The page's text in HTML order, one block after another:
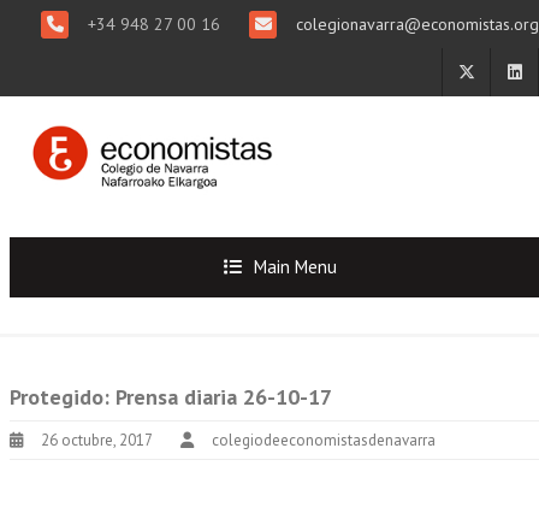
+34 948 27 00 16 colegionavarra@economistas.org
Main Menu
Protegido: Prensa diaria 26-10-17
26 octubre, 2017 colegiodeeconomistasdenavarra